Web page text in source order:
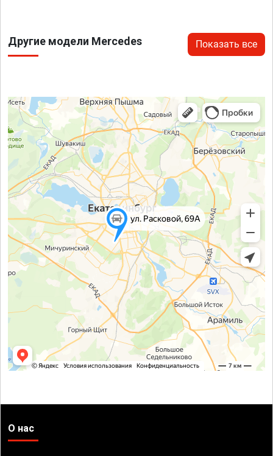
Другие модели Mercedes Показать все
О нас